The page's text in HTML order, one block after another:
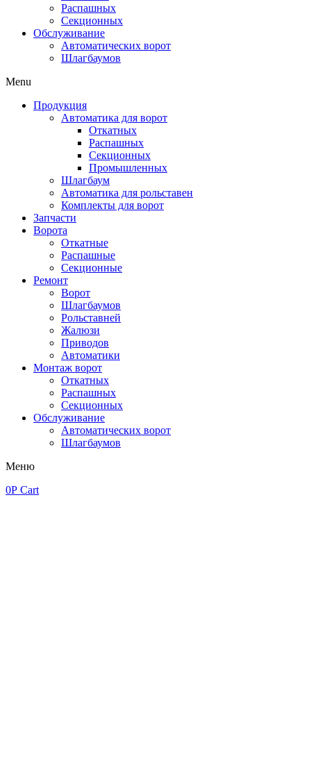
Распашных
Секционных
Обслуживание
Автоматических ворот
Шлагбаумов
Menu
Продукция
Автоматика для ворот
Откатных
Распашных
Секционных
Промышленных
Шлагбаум
Автоматика для рольставен
Комплекты для ворот
Запчасти
Ворота
Откатные
Распашные
Секционные
Ремонт
Ворот
Шлагбаумов
Рольставней
Жалюзи
Приводов
Автоматики
Монтаж ворот
Откатных
Распашных
Секционных
Обслуживание
Автоматических ворот
Шлагбаумов
Меню
0Р Cart